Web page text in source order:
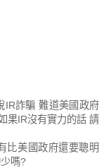
IR詐騙 難道美國政府
果IR沒有實力的話 請
比美國政府還要聰明
嗎?